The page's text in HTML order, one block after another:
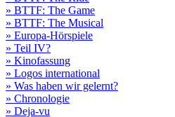
» BTTF: The Game
» BTTF: The Musical
» Europa-Hörspiele
» Teil IV?
» Kinofassung
» Logos international
» Was haben wir gelernt?
» Chronologie
» Deja-vu